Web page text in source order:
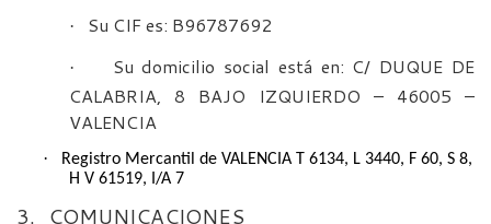
· Su CIF es: B96787692
·
Su domicilio social está en: C/ DUQUE DE
CALABRIA, 8 BAJO IZQUIERDO – 46005 –
VALENCIA
·
Registro Mercantil de VALENCIA T 6134, L 3440, F 60, S 8,
H V 61519, I/A 7
3. COMUNICACIONES